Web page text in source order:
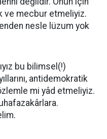
ve mecbur etmeliyiz.
nesle lüzum yok
bu bilimsel(!)
antidemokratik
mi yâd etmeliyiz.